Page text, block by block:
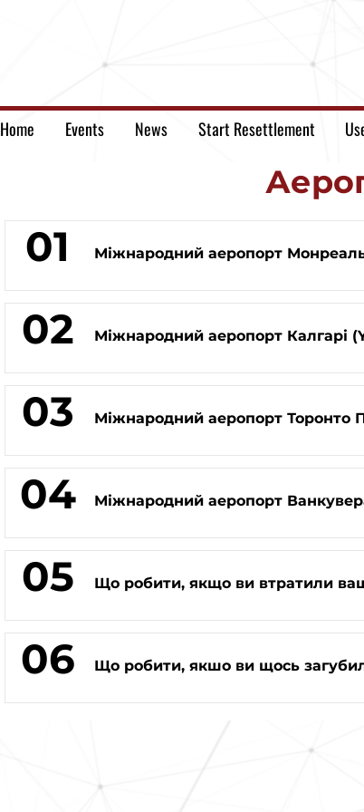
Home Events News Start Resettlement
01 Міжнародний аеропорт
02 Міжнародний аеропорт Калгарі
03 Міжнародний аеропорт Торонто
04 Міжнародний аеропорт
05 Що робити, якщо ви втратили
06 Що робити, якшо ви щось